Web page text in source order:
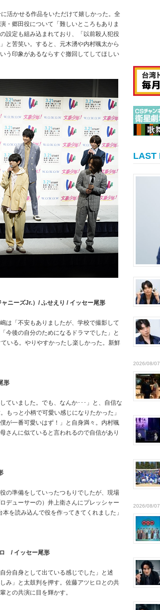
活かせる作品をいただけて嬉しかった。全
・郷田役について「難しいところもありま
設定も組み込まれており、「以前殺人犯役
と苦笑い。すると、元木湧や内村颯太から
う印象があるならすぐ撤回してしてほしい
ャニーズJr.）/ ふせえり / イッセー尾形
は「不安もありましたが、学校で撮影して
今後の自分のためになるドラマでした」と
いる。やりやすかったし楽しかった。新鮮
形
ていました。でも、なんか･･･」と、自信な
もっと小柄で可愛い感じになりたかった」
が一番可愛いはず！」と自身満々。内村颯
さんに似ていると言われるので自信があり
の準備をしていったつもりでしたが、現場
デューサーの）井上衛さんにプレッシャー
を読み込んで役を作ってきてくれました」
/ イッセー尾形
分自身として出ている感じでした」と述
み」と太鼓判を押す。佐藤アツヒロとの共
との共演に目を輝かす。
LAST
2026/08/07
2026/08/07